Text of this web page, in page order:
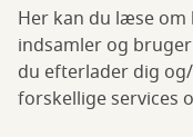
Her kan du læse
indsamler og
du efterlader dig
forskellige services